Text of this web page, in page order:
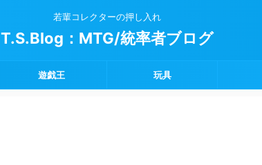
若輩コレクターの押し入れ
T.S.Blog：MTG/統率者ブログ
遊戯王 玩具